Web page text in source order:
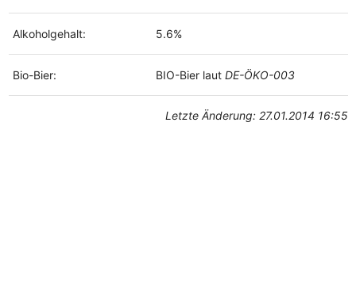
Alkoholgehalt: 5.6%
Bio-Bier: BIO-Bier laut DE-ÖKO-003
Letzte Änderung: 27.01.2014 16:55